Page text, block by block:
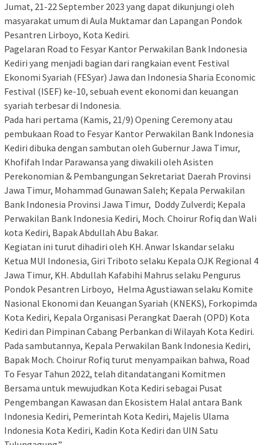
Jumat, 21-22 September 2023 yang dapat dikunjungi oleh
masyarakat umum di Aula Muktamar dan Lapangan Pondok
Pesantren Lirboyo, Kota Kediri.
Pagelaran Road to Fesyar Kantor Perwakilan Bank Indonesia
Kediri yang menjadi bagian dari rangkaian event Festival
Ekonomi Syariah (FESyar) Jawa dan Indonesia Sharia Economic
Festival (ISEF) ke-10, sebuah event ekonomi dan keuangan
syariah terbesar di Indonesia.
Pada hari pertama (Kamis, 21/9) Opening Ceremony atau
pembukaan Road to Fesyar Kantor Perwakilan Bank Indonesia
Kediri dibuka dengan sambutan oleh Gubernur Jawa Timur,
Khofifah Indar Parawansa yang diwakili oleh Asisten
Perekonomian & Pembangungan Sekretariat Daerah Provinsi
Jawa Timur, Mohammad Gunawan Saleh; Kepala Perwakilan
Bank Indonesia Provinsi Jawa Timur, Doddy Zulverdi; Kepala
Perwakilan Bank Indonesia Kediri, Moch. Choirur Rofiq dan Wali
kota Kediri, Bapak Abdullah Abu Bakar.
Kegiatan ini turut dihadiri oleh KH. Anwar Iskandar selaku
Ketua MUI Indonesia, Giri Triboto selaku Kepala OJK Regional 4
Jawa Timur, KH. Abdullah Kafabihi Mahrus selaku Pengurus
Pondok Pesantren Lirboyo, Helma Agustiawan selaku Komite
Nasional Ekonomi dan Keuangan Syariah (KNEKS), Forkopimda
Kota Kediri, Kepala Organisasi Perangkat Daerah (OPD) Kota
Kediri dan Pimpinan Cabang Perbankan di Wilayah Kota Kediri.
Pada sambutannya, Kepala Perwakilan Bank Indonesia Kediri,
Bapak Moch. Choirur Rofiq turut menyampaikan bahwa, Road
To Fesyar Tahun 2022, telah ditandatangani Komitmen
Bersama untuk mewujudkan Kota Kediri sebagai Pusat
Pengembangan Kawasan dan Ekosistem Halal antara Bank
Indonesia Kediri, Pemerintah Kota Kediri, Majelis Ulama
Indonesia Kota Kediri, Kadin Kota Kediri dan UIN Satu